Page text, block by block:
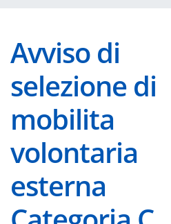
Avviso di
selezione di
mobilita
volontaria
esterna